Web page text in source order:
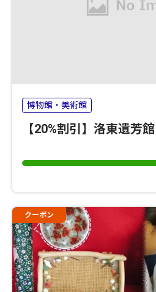
博物館・美術館
【20%割引】洛東遺芳館
クーポン